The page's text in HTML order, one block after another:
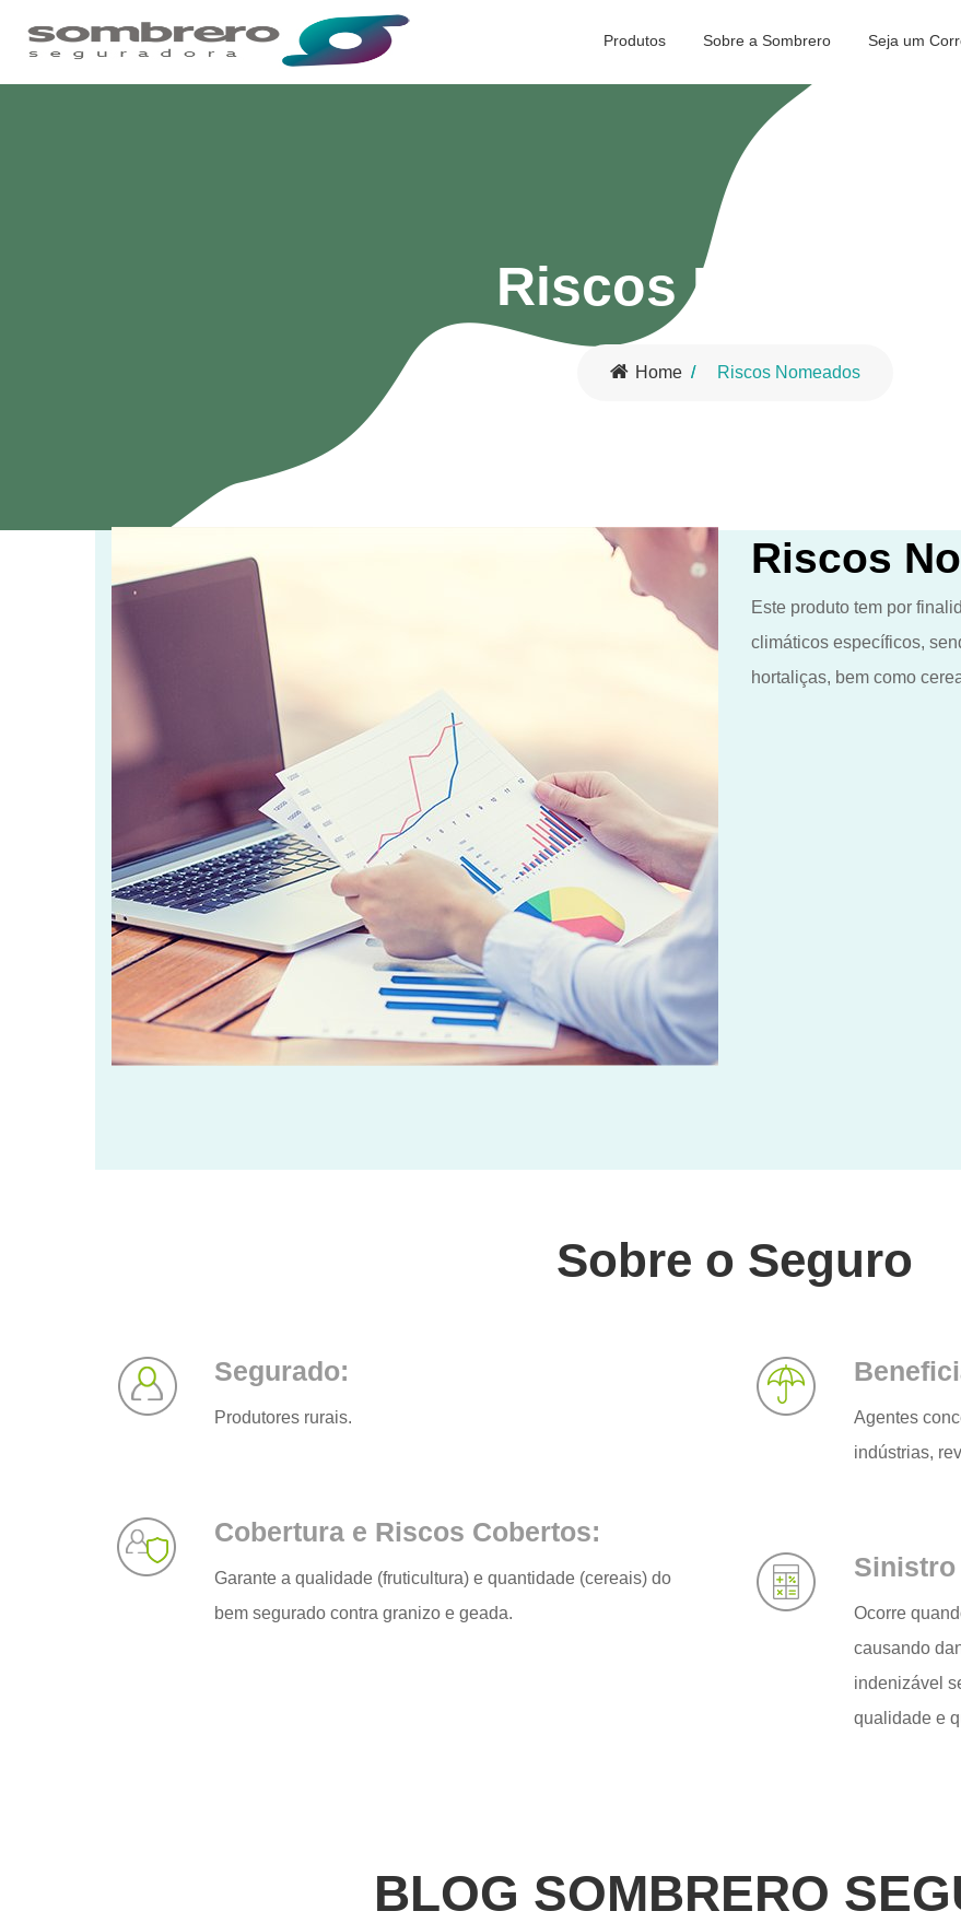
Produtos Sobre a Sombrero Seja um
Riscos Nomeados
Home Riscos Nomeados
Riscos
Este produto tem por
climáticos específicos,
hortaliças, bem como
Sobre o Seguro
Segurado:
Produtores rurais.
Cobertura e Riscos Cobertos:
Garante a qualidade (fruticultura) e quantidade (cereais) do
bem segurado contra granizo e geada.
Agentes
indústrias,
Sinistro
Ocorre
causando
indenizável
qualidade e
BLOG SOMBRERO